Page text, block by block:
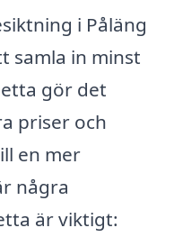
i Påläng
samla in minst
gör det
priser och
en mer
några
är viktigt: